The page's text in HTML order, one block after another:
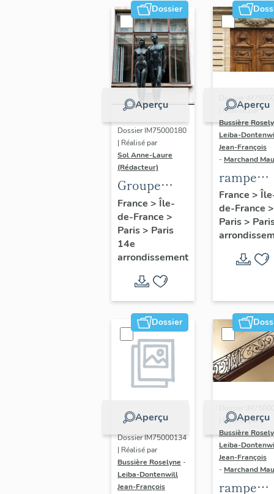
Dossier
Aperçu
Dossier IM75000180
| Réalisé par
Sol Anne-Laure
(Rédacteur)
Groupe
sculpté :
Les
Adolescents
France > Île-
de-France >
Paris> Paris
14e
arrondissement
Aperçu
Dossier
| Réalisé par
Bussière
Leiba-
Jean-François
- Marchand
rampe
d'appui,
escalier
l' hôtel
(non
France >
de-France >
Paris>
Dossier
Aperçu
Dossier IM75000134
| Réalisé par
Bussière Roselyne -
Leiba-Dontenwill
Jean-François
Aperçu
| Réalisé par
Bussière
Leiba-
Jean-François
- Marchand
rampe